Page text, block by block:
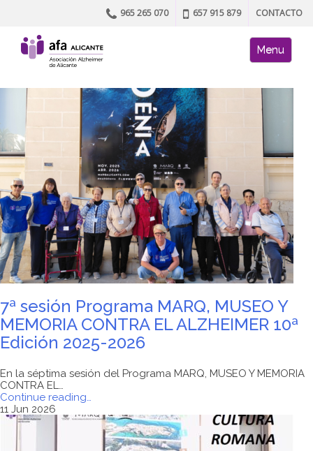
965 265 070 657 915 879 CONTACTO
AFA site
Skip to content
Menu
7ª sesión Programa MARQ, MUSEO Y
MEMORIA CONTRA EL ALZHEIMER 10ª
Edición 2025-2026
En la séptima sesión del Programa MARQ, MUSEO Y MEMORIA
CONTRA EL…
Continue reading
Programa
MARQ,
MUSEO
…
11 Jun 2026